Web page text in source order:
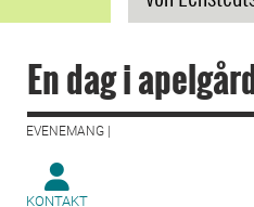
En dag i
EVENEMANG |
KONTAKT